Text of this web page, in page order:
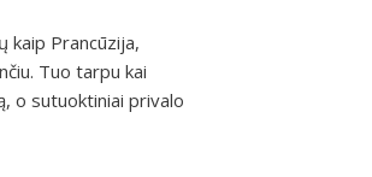
kaip Prancūzija,
Tuo tarpu kai
o sutuoktiniai privalo